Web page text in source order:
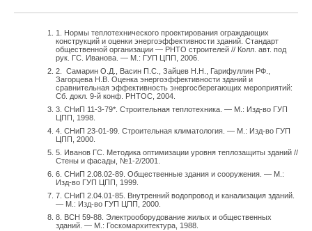
1. Нормы теплотехнического проектирования ограждающих
конструкций и оценки энергоэффективности зданий. Стандарт
общественной организации — РНТО строителей // Колл. авт. под
рук. ГС. Иванова. — М.: ГУП ЦПП, 2006.
2. Самарин О.Д., Васин П.С., Зайцев Н.Н., Гарифуллин РФ.,
Загорцева Н.В. Оценка энергоэффективности зданий и
сравнительная эффективность энергосберегающих мероприятий:
Сб. докл. 9-й конф. РНТОС, 2004.
3. СНиП 11-3-79*. Строительная теплотехника. — М.: Изд-во ГУП
ЦПП, 1998.
4. СНиП 23-01-99. Строительная климатология. — М.: Изд-во ГУП
ЦПП, 2000.
5. Иванов ГС. Методика оптимизации уровня теплозащиты зданий //
Стены и фасады, №1-2/2001.
6. СНиП 2.08.02-89. Общественные здания и сооружения. — М.:
Изд-во ГУП ЦПП, 1999.
7. СНиП 2.04.01-85. Внутренний водопровод и канализация зданий.
— М.: Изд-во ГУП ЦПП, 2000.
8. ВСН 59-88. Электрооборудование жилых и общественных
зданий. — М.: Госкомархитектура, 1988.
const) и отрегулировать частотный преобразователь по
номинальному току выбранного погружного
электродвигателя.
Необходимо также иметь в виду, что термореле Tempcon,
установленное в обмотках двигателей MS 4000 и MS 6000
насосов SP, не будет работать корректно при использовании
частотного преобразователя. Чтобы контролировать
температуру двигателя, рекомендуется дополнительно
устанавливать термодатчики Pt100.В качестве устройства
защиты электродвигателей насосов SP желательно
применять модуль MP 204, который может использоваться
как отдельно, так и в составе шкафа управления Control MP